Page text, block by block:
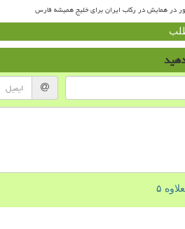
همایش در رکاب ایران برای خلیج همیشه فارس